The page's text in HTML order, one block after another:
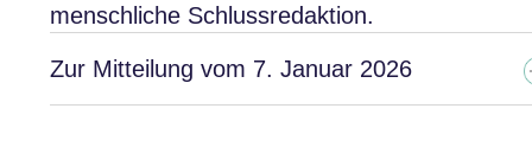
menschliche Schlussredaktion.
Zur Mitteilung vom 7. Januar 2026